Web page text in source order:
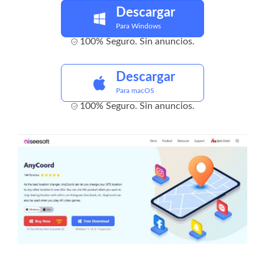
Descargar
Para Windows
100% Seguro. Sin anuncios.
Descargar
Para macOS
100% Seguro. Sin anuncios.